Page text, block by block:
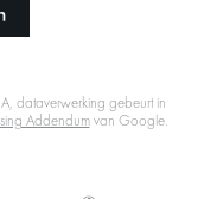
dataverwerking gebeurt in
Addendumvan Google.